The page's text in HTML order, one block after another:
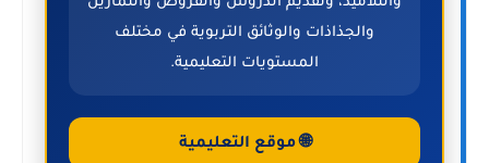
والجذاذات والوثائق التربوية في مختلف
المستويات التعليمية.
🌐 موقع التعليمية